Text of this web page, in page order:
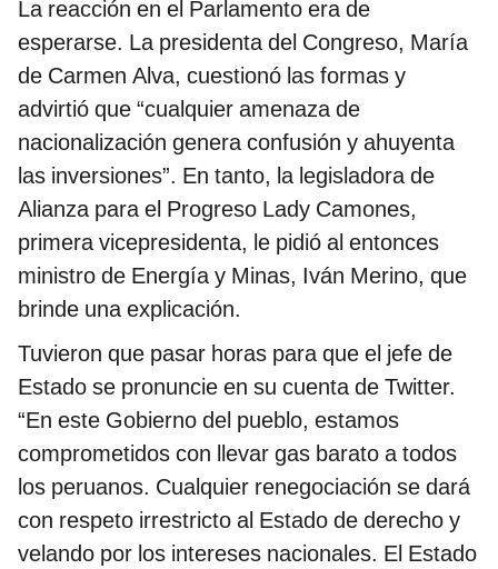
La reacción en el Parlamento era de
esperarse. La presidenta del Congreso, María
de Carmen Alva, cuestionó las formas y
advirtió que “cualquier amenaza de
nacionalización genera confusión y ahuyenta
las inversiones”. En tanto, la legisladora de
Alianza para el Progreso Lady Camones,
primera vicepresidenta, le pidió al entonces
ministro de Energía y Minas, Iván Merino, que
brinde una explicación.
Tuvieron que pasar horas para que el jefe de
Estado se pronuncie en su cuenta de Twitter.
“En este Gobierno del pueblo, estamos
comprometidos con llevar gas barato a todos
los peruanos. Cualquier renegociación se dará
con respeto irrestricto al Estado de derecho y
velando por los intereses nacionales. El Estado